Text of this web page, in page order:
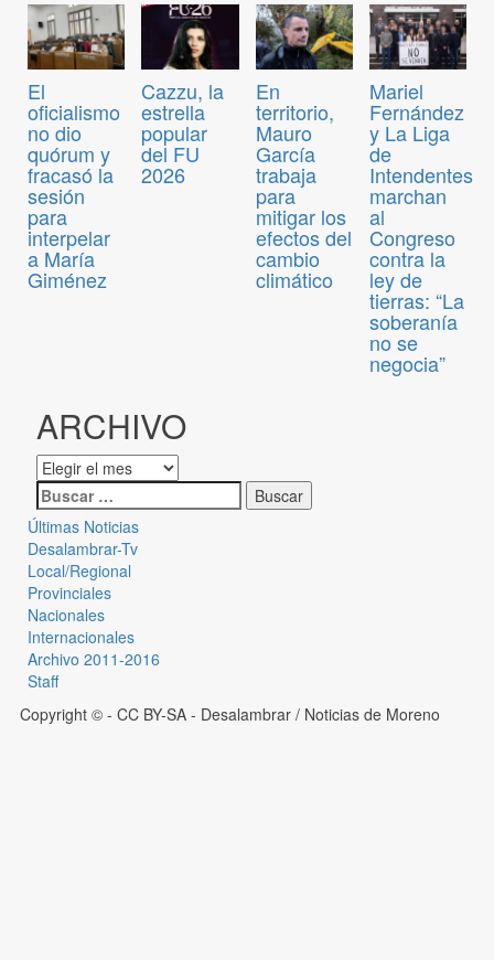
El
oficialismo
no dio
quórum y
fracasó la
sesión
para
interpelar
a María
Giménez
Cazzu, la
estrella
popular
del FU
2026
En
territorio,
Mauro
García
trabaja
para
mitigar los
efectos del
cambio
climático
Mariel
Fernández
y La Liga
de
Intendentes
marchan
al
Congreso
contra la
ley de
tierras: “La
soberanía
no se
negocia”
ARCHIVO
Últimas Noticias
Desalambrar-Tv
Local/Regional
Provinciales
Nacionales
Internacionales
Archivo 2011-2016
Staff
Copyright © - CC BY-SA - Desalambrar / Noticias de Moreno